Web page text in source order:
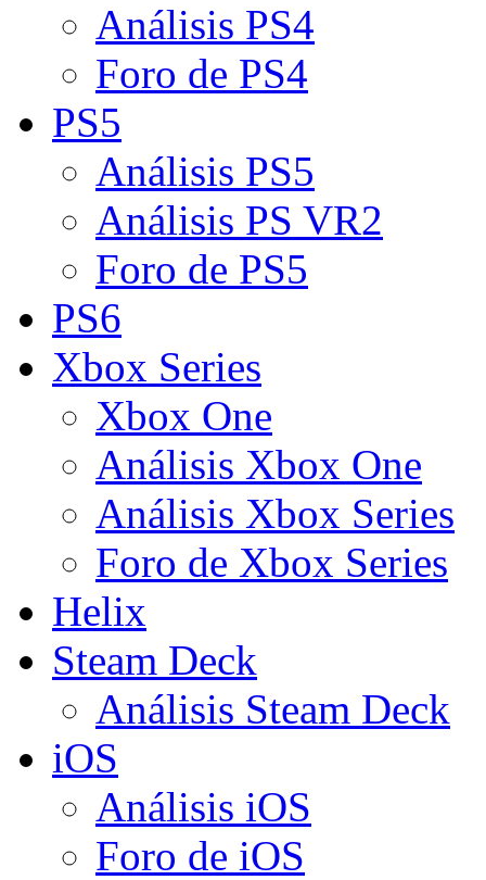
Análisis PS4
Foro de PS4
PS5
Análisis PS5
Análisis PS VR2
Foro de PS5
PS6
Xbox Series
Xbox One
Análisis Xbox One
Análisis Xbox Series
Foro de Xbox Series
Helix
Steam Deck
Análisis Steam Deck
iOS
Análisis iOS
Foro de iOS